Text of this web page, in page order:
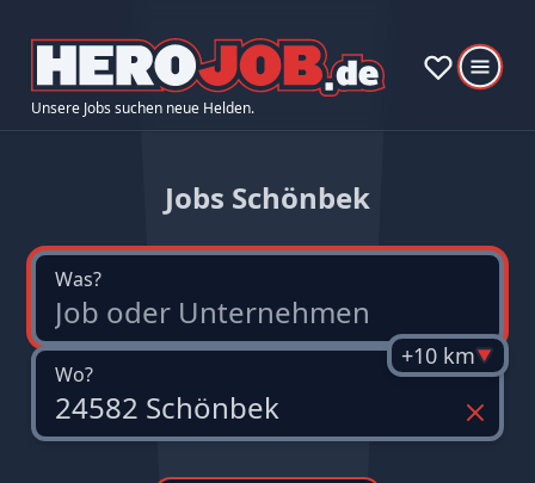
Unsere Jobs suchen neue Helden.
Jobs Schönbek
Was?
Wo?
+10 km